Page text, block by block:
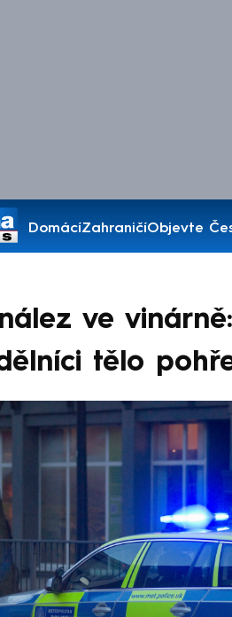
DomácíZahraničíObjevte
Pořady
ve
tělo